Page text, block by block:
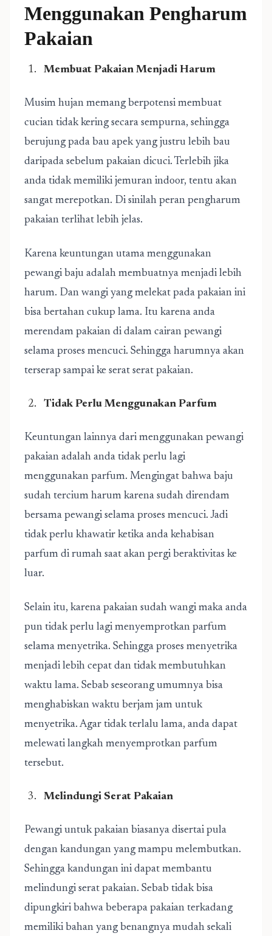
Menggunakan Pengharum
Pakaian
Membuat Pakaian Menjadi Harum
Musim hujan memang berpotensi membuat
cucian tidak kering secara sempurna, sehingga
berujung pada bau apek yang justru lebih bau
daripada sebelum pakaian dicuci. Terlebih jika
anda tidak memiliki jemuran indoor, tentu akan
sangat merepotkan. Di sinilah peran pengharum
pakaian terlihat lebih jelas.
Karena keuntungan utama menggunakan
pewangi baju adalah membuatnya menjadi lebih
harum. Dan wangi yang melekat pada pakaian ini
bisa bertahan cukup lama. Itu karena anda
merendam pakaian di dalam cairan pewangi
selama proses mencuci. Sehingga harumnya akan
terserap sampai ke serat serat pakaian.
Tidak Perlu Menggunakan Parfum
Keuntungan lainnya dari menggunakan pewangi
pakaian adalah anda tidak perlu lagi
menggunakan parfum. Mengingat bahwa baju
sudah tercium harum karena sudah direndam
bersama pewangi selama proses mencuci. Jadi
tidak perlu khawatir ketika anda kehabisan
parfum di rumah saat akan pergi beraktivitas ke
luar.
Selain itu, karena pakaian sudah wangi maka anda
pun tidak perlu lagi menyemprotkan parfum
selama menyetrika. Sehingga proses menyetrika
menjadi lebih cepat dan tidak membutuhkan
waktu lama. Sebab seseorang umumnya bisa
menghabiskan waktu berjam jam untuk
menyetrika. Agar tidak terlalu lama, anda dapat
melewati langkah menyemprotkan parfum
tersebut.
Melindungi Serat Pakaian
Pewangi untuk pakaian biasanya disertai pula
dengan kandungan yang mampu melembutkan.
Sehingga kandungan ini dapat membantu
melindungi serat pakaian. Sebab tidak bisa
dipungkiri bahwa beberapa pakaian terkadang
memiliki bahan yang benangnya mudah sekali